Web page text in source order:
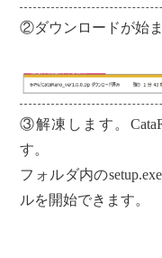
②ダウンロードが始
③解凍します。
す。
フォルダ内の
ルを開始できます。